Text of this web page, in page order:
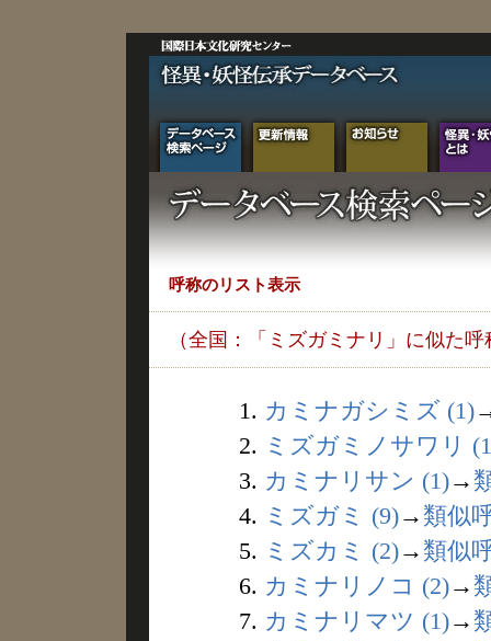
呼称のリスト表示
（全国：「ミズガミナリ」に似た呼
1. カミナガシミズ (1)
2. ミズガミノサワリ
3. カミナリサン (1)→
4. ミズガミ (9)→ 類似
5. ミズカミ (2)→ 類似
6. カミナリノコ (2)→
7. カミナリマツ (1)→